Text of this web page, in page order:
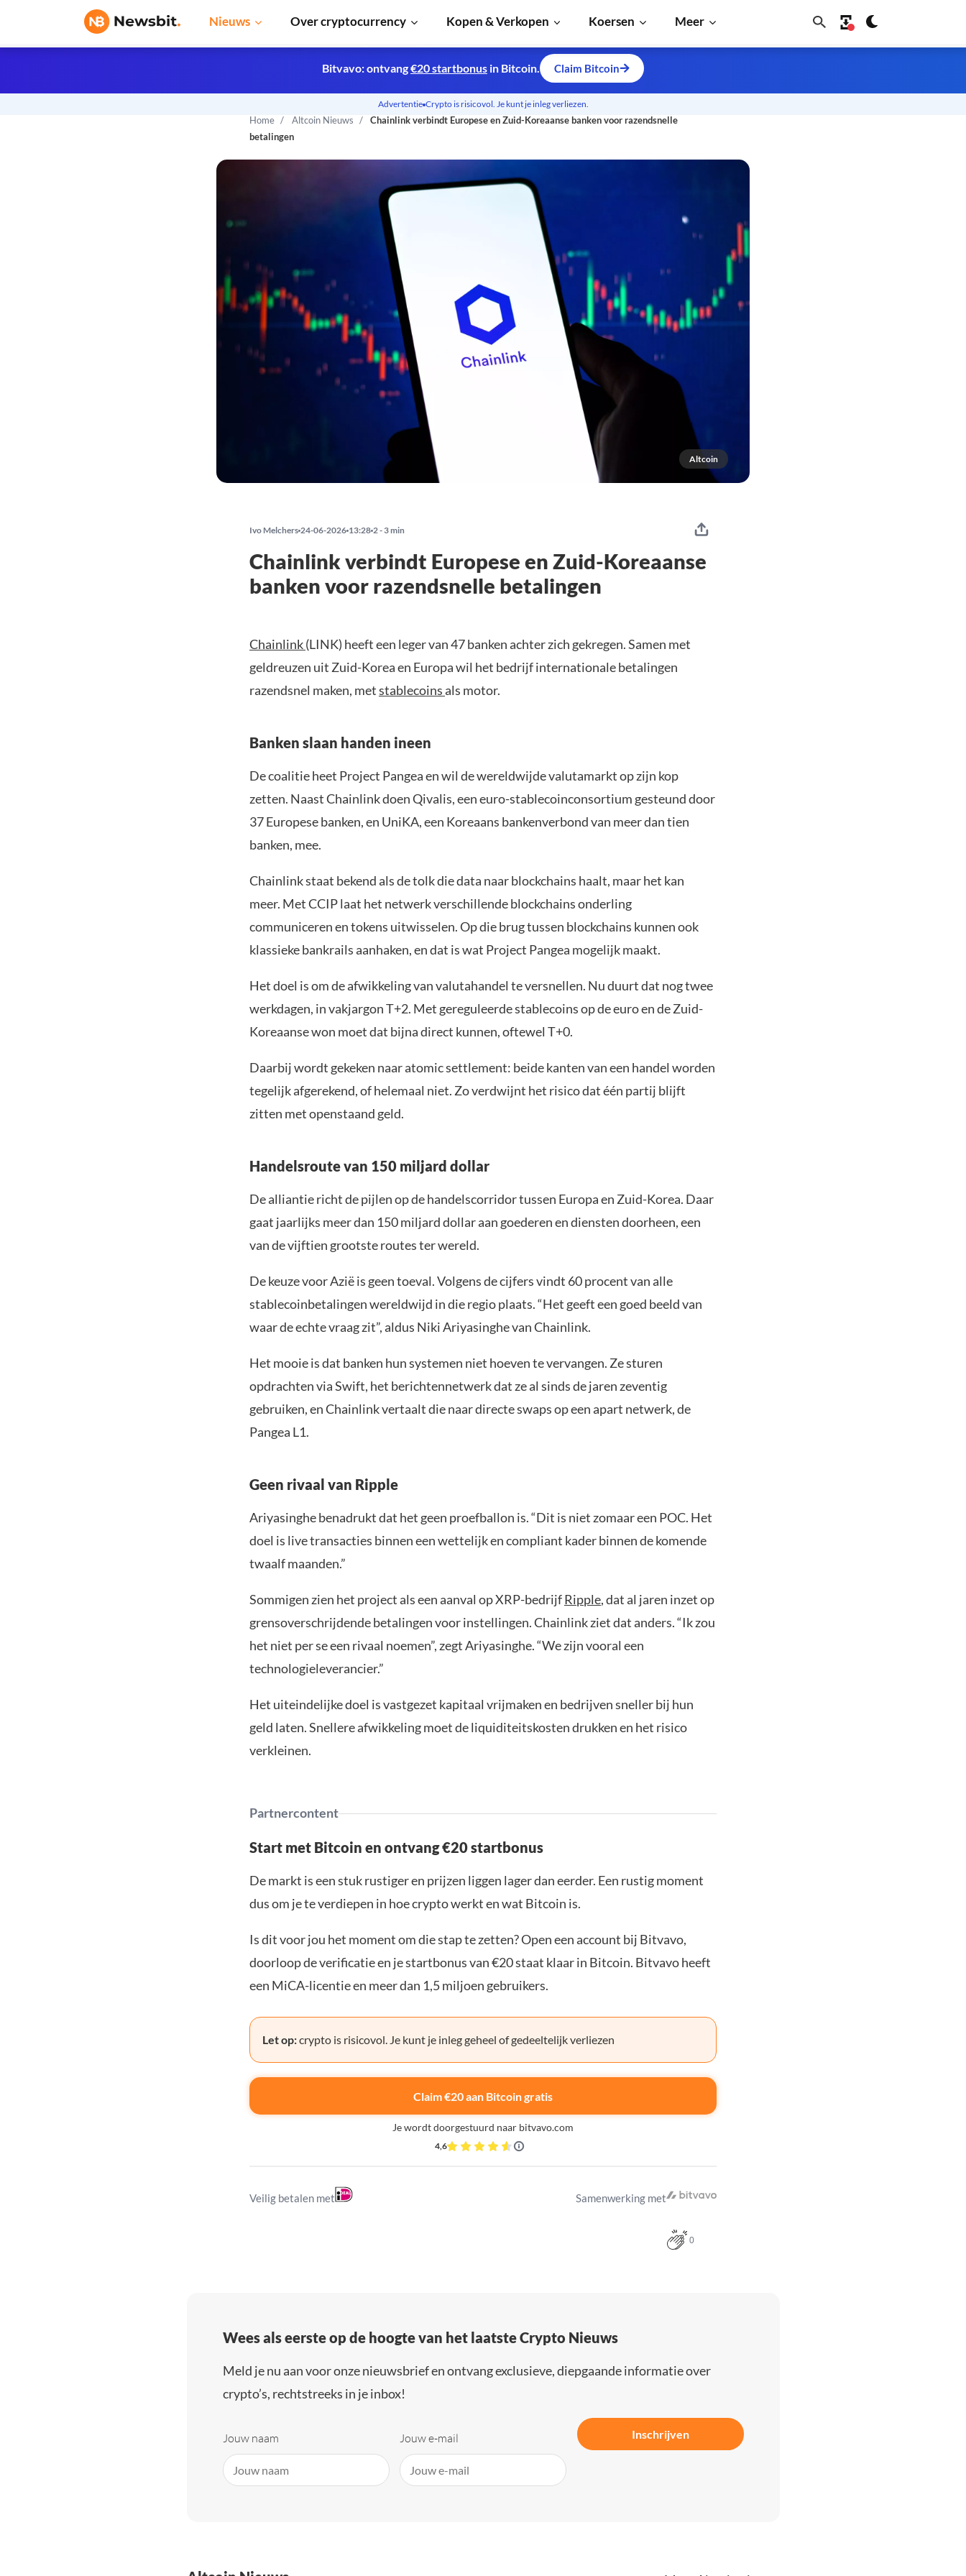
Nieuws Over cryptocurrency Kopen & Verkopen Koersen Meer
Home Altcoin Nieuws
Chainlink verbindt Europese en Zuid-Koreaanse banken voor razendsnelle
betalingen
Altcoin
Bitvavo: ontvang€20 startbonus in Bitcoin. Claim Bitcoin
Advertentie Crypto is risicovol. Je kunt je inleg verliezen.
Ivo Melchers 24-06-2026 13:28 2 - 3 min
Chainlink verbindt Europese en Zuid-Koreaanse
banken voor razendsnelle betalingen
Chainlink(LINK) heeft een leger van 47 banken achter zich gekregen. Samen met
geldreuzen uit Zuid-Korea en Europa wil het bedrijf internationale betalingen
razendsnel maken, metstablecoinsals motor.
Banken slaan handen ineen
De coalitie heet Project Pangea en wil de wereldwijde valutamarkt op zijn kop
zetten. Naast Chainlink doen Qivalis, een euro-stablecoinconsortium gesteund door
37 Europese banken, en UniKA, een Koreaans bankenverbond van meer dan tien
banken, mee.
Chainlink staat bekend als de tolk die data naar blockchains haalt, maar het kan
meer. Met CCIP laat het netwerk verschillende blockchains onderling
communiceren en tokens uitwisselen. Op die brug tussen blockchains kunnen ook
klassieke bankrails aanhaken, en dat is wat Project Pangea mogelijk maakt.
Het doel is om de afwikkeling van valutahandel te versnellen. Nu duurt dat nog twee
werkdagen, in vakjargon T+2. Met gereguleerde stablecoins op de euro en de Zuid-
Koreaanse won moet dat bijna direct kunnen, oftewel T+0.
Daarbij wordt gekeken naar atomic settlement: beide kanten van een handel worden
tegelijk afgerekend, of helemaal niet. Zo verdwijnt het risico dat één partij blijft
zitten met openstaand geld.
Handelsroute van 150 miljard dollar
De alliantie richt de pijlen op de handelscorridor tussen Europa en Zuid-Korea. Daar
gaat jaarlijks meer dan 150 miljard dollar aan goederen en diensten doorheen, een
van de vijftien grootste routes ter wereld.
De keuze voor Azië is geen toeval. Volgens de cijfers vindt 60 procent van alle
stablecoinbetalingen wereldwijd in die regio plaats. “Het geeft een goed beeld van
waar de echte vraag zit”, aldus Niki Ariyasinghe van Chainlink.
Het mooie is dat banken hun systemen niet hoeven te vervangen. Ze sturen
opdrachten via Swift, het berichtennetwerk dat ze al sinds de jaren zeventig
gebruiken, en Chainlink vertaalt die naar directe swaps op een apart netwerk, de
Pangea L1.
Geen rivaal van Ripple
Ariyasinghe benadrukt dat het geen proefballon is. “Dit is niet zomaar een POC. Het
doel is live transacties binnen een wettelijk en compliant kader binnen de komende
twaalf maanden.”
Sommigen zien het project als een aanval op XRP-bedrijfRipple, dat al jaren inzet op
grensoverschrijdende betalingen voor instellingen. Chainlink ziet dat anders. “Ik zou
het niet per se een rivaal noemen”, zegt Ariyasinghe. “We zijn vooral een
technologieleverancier.”
Het uiteindelijke doel is vastgezet kapitaal vrijmaken en bedrijven sneller bij hun
geld laten. Snellere afwikkeling moet de liquiditeitskosten drukken en het risico
verkleinen.
Partnercontent
Start met Bitcoin en ontvang €20 startbonus
De markt is een stuk rustiger en prijzen liggen lager dan eerder. Een rustig moment
dus om je te verdiepen in hoe crypto werkt en wat Bitcoin is.
Is dit voor jou het moment om die stap te zetten? Open een account bij Bitvavo,
doorloop de verificatie en je startbonus van €20 staat klaar in Bitcoin. Bitvavo heeft
een MiCA-licentie en meer dan 1,5 miljoen gebruikers.
Let op:crypto is risicovol. Je kunt je inleg geheel of gedeeltelijk verliezen
Claim €20 aan Bitcoin gratis
Je wordt doorgestuurd naar bitvavo.com
4,6
Veilig betalen met Samenwerking met
0
Wees als eerste op de hoogte van het laatste Crypto Nieuws
Meld je nu aan voor onze nieuwsbrief en ontvang exclusieve, diepgaande informatie over
crypto’s, rechtstreeks in je inbox!
Jouw naam Jouw e-mail Inschrijven